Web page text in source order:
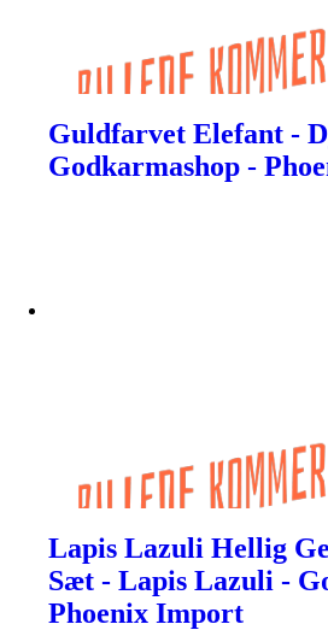
Guldfarvet Elefant -
Godkarmashop -
Lapis Lazuli Hellig
Sæt - Lapis Lazuli -
Phoenix Import